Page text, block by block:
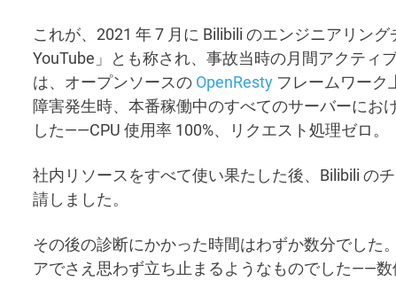
これが、2021 年 7 月に Bilibili のエンジニアリン
YouTube」とも称され、事故当時の月間アクティ
は、オープンソースの OpenResty フレームワーク
障害発生時、本番稼働中のすべてのサーバーにお
した——CPU 使用率 100%、リクエスト処理ゼロ。
社内リソースをすべて使い果たした後、Bilibili の
請しました。
その後の診断にかかった時間はわずか数分でした
アでさえ思わず立ち止まるようなものでした——